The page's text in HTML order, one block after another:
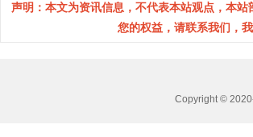
声明：本文为资讯信息，不代表本站观点，本
您的权益，请联系我们，
Copyright ©